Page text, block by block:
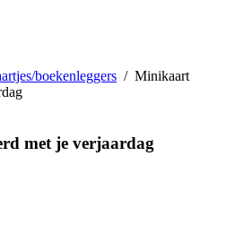
boekenleggers / Minikaart
met je verjaardag